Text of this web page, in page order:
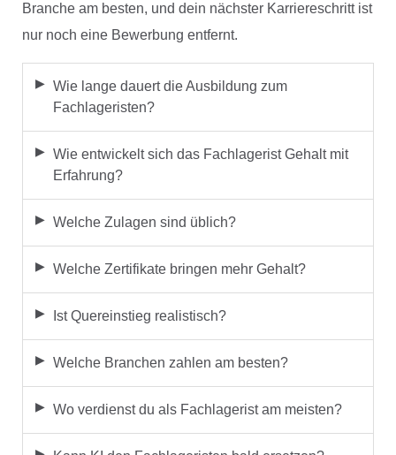
Branche am besten, und dein nächster Karriereschritt ist
nur noch eine Bewerbung entfernt.
Wie lange dauert die Ausbildung zum
Fachlageristen?
Wie entwickelt sich das Fachlagerist Gehalt mit
Erfahrung?
Welche Zulagen sind üblich?
Welche Zertifikate bringen mehr Gehalt?
Ist Quereinstieg realistisch?
Welche Branchen zahlen am besten?
Wo verdienst du als Fachlagerist am meisten?